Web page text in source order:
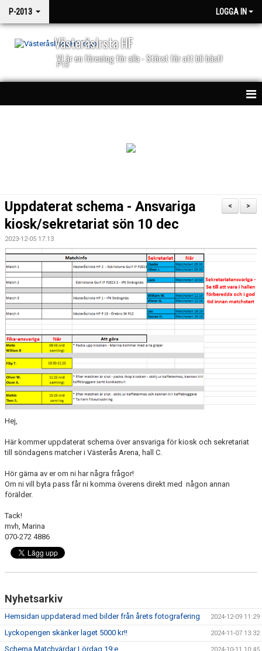
P-2013 LOGGA IN
VästeråsIrsta HF
VI är en förening för alla - Störst för att bli bäst!
P13
MATCHSPEL
MATCHER
TRUPPEN
BILDGALLERI
DOKUMENT
KONTAKT
GÄSTBOK
>
<
Uppdaterat schema - Ansvariga
kiosk/sekretariat sön 10 dec
2023-12-05 17:13
Hej,
Här kommer uppdaterat schema över ansvariga för kiosk och sekretariat
till söndagens matcher i Västerås Arena, hall C.
Hör gärna av er om ni har några frågor!
Om ni vill byta pass får ni komma överens direkt med någon annan
förälder.
Tack!
mvh, Marina
070-272 4886
Nyhetsarkiv
Hemsidan uppdaterad med bilder från årets fotografering 2024-12-09 11:29
Lyckopengen skänker laget 5000 kr!! 2024-11-07 13:32
Schema Matchvärdar Lördag 19:e